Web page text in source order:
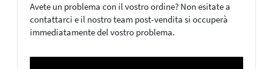
Avete un problema con il vostro ordine? Non esitate a
contattarci e il nostro team post-vendita si occuperà
immediatamente del vostro problema.